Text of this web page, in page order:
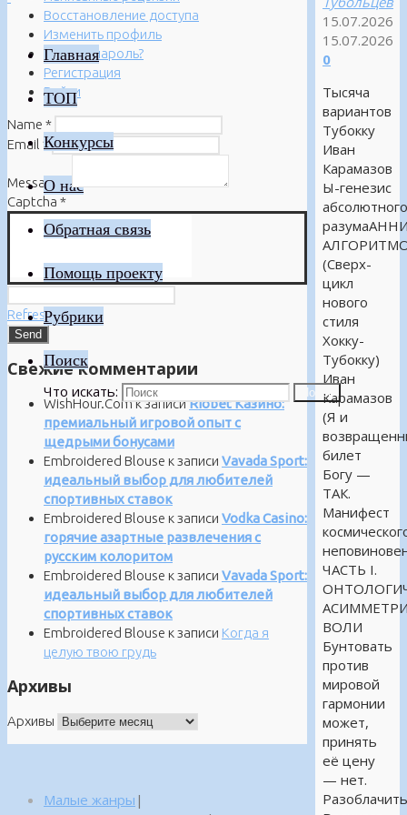
Главная
ТОП
Конкурсы
О нас
Обратная связь
Помощь проекту
Рубрики
Поиск
Что искать: Поиск
15.07.2026
15.07.2026
0
Тысяча
вариантов
Тубокку
Иван
Карамазов
Ы-генезис
(Сверх-
цикл
нового
стиля
Хокку-
Тубокку)
Иван
Карамазов
(Я и
билет
Богу —
ТАК.
Манифест
ЧАСТЬ I.
ВОЛИ
Бунтовать
против
мировой
гармонии
может,
принять
её цену
— нет.
Восстановление доступа
Изменить профиль
Забыли пароль?
Регистрация
Войти
Name *
Email *
Message*
Captcha *
Refresh
Свежие комментарии
WishHour.Comк записиRiobet Казино:
премиальный игровой опыт с
щедрыми бонусами
Embroidered Blouse к записи Vavada Sport:
идеальный выбор для любителей
спортивных ставок
Embroidered Blouse к записи Vodka Casino:
горячие азартные развлечения с
русским колоритом
Embroidered Blouse к записи Vavada Sport:
идеальный выбор для любителей
спортивных ставок
Embroidered Blouse к записи Когда я
целую твою грудь
Архивы
Архивы
Малые жанры |